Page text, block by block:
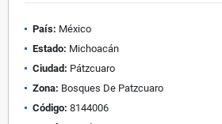
País: México
Estado: Michoacán
Ciudad: Pátzcuaro
Zona: Bosques De Patzcuaro
Código: 8144006